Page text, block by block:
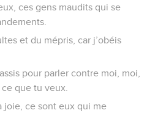
ces gens maudits qui se
et du mépris, car j’obéis
pour parler contre moi, moi,
que tu veux.
joie, ce sont eux qui me